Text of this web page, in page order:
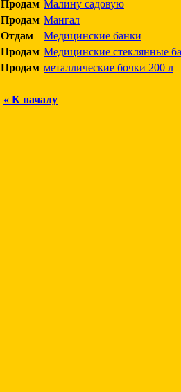
Продам Малину садовую
Продам Мангал
Отдам
Медицинские банки
Продам Медицинские стеклянные
Продам металлические бочки 200 л
« К началу